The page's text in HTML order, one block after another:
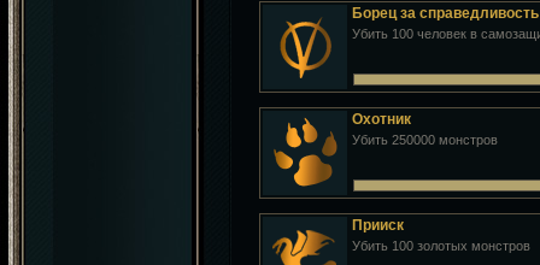
Борец за справедливость
Убить 100 человек в
Охотник
Убить 250000 монстров
Прииск
Убить 100 золотых монстров